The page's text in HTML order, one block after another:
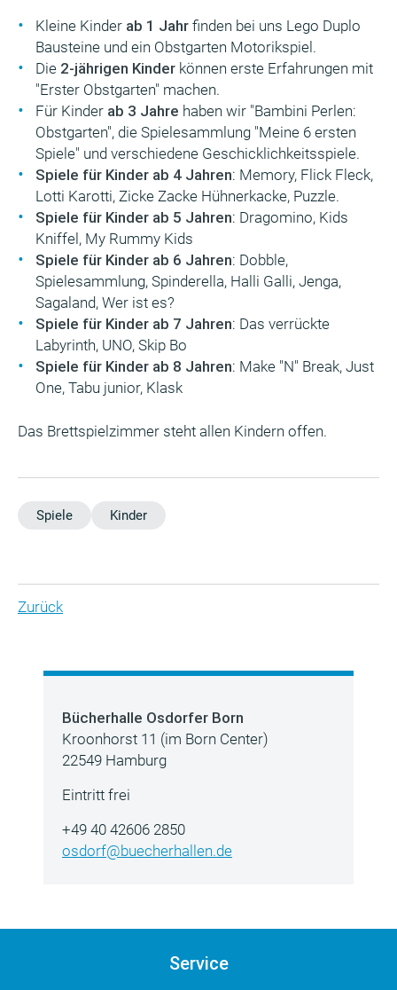
Kleine Kinder ab 1 Jahr finden bei uns Lego Duplo
Bausteine und ein Obstgarten Motorikspiel.
Die 2-jährigen Kinder können erste Erfahrungen mit
"Erster Obstgarten" machen.
Für Kinder ab 3 Jahre haben wir "Bambini Perlen:
Obstgarten", die Spielesammlung "Meine 6 ersten
Spiele" und verschiedene Geschicklichkeitsspiele.
Spiele für Kinder ab 4 Jahren: Memory, Flick Fleck,
Lotti Karotti, Zicke Zacke Hühnerkacke, Puzzle.
Spiele für Kinder ab 5 Jahren: Dragomino, Kids
Kniffel, My Rummy Kids
Spiele für Kinder ab 6 Jahren: Dobble,
Spielesammlung, Spinderella, Halli Galli, Jenga,
Sagaland, Wer ist es?
Spiele für Kinder ab 7 Jahren: Das verrückte
Labyrinth, UNO, Skip Bo
Spiele für Kinder ab 8 Jahren: Make "N" Break, Just
One, Tabu junior, Klask
Das Brettspielzimmer steht allen Kindern offen.
Spiele Kinder
Zurück
Bücherhalle Osdorfer Born
Kroonhorst 11 (im Born Center)
22549 Hamburg
Eintritt frei
+49 40 42606 2850
osdorf@buecherhallen.de
Service